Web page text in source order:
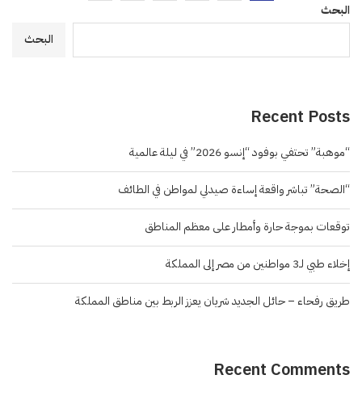
البحث
البحث
Recent Posts
“موهبة” تحتفي بوفود “إنسو 2026” في ليلة عالمية
“الصحة” تباشر واقعة إساءة صيدلي لمواطن في الطائف
توقعات بموجة حارة وأمطار على معظم المناطق
إخلاء طبي لـ3 مواطنين من مصر إلى المملكة
طريق رفحاء – حائل الجديد شريان يعزز الربط بين مناطق المملكة
Recent Comments